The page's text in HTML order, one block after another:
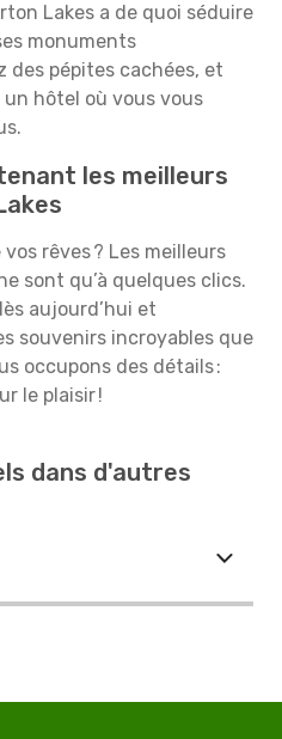
Lakes a de quoi séduire
monuments
des pépites cachées, et
hôtel où vous vous
les meilleurs
rêves ? Les meilleurs
sont qu’à quelques clics.
aujourd’hui et
souvenirs incroyables que
occupons des détails :
le plaisir !
dans d'autres